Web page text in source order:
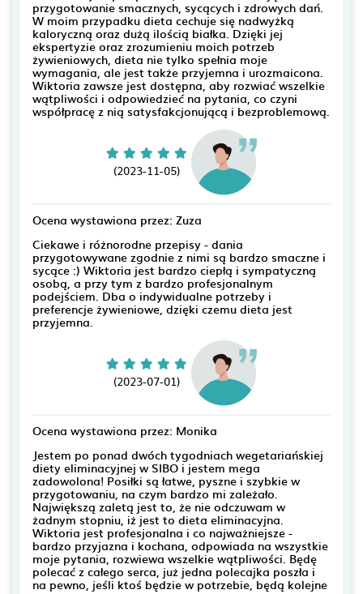
przygotowanie smacznych, sycących i zdrowych dań.
W moim przypadku dieta cechuje się nadwyżką
kaloryczną oraz dużą ilością białka. Dzięki jej
ekspertyzie oraz zrozumieniu moich potrzeb
żywieniowych, dieta nie tylko spełnia moje
wymagania, ale jest także przyjemna i urozmaicona.
Wiktoria zawsze jest dostępna, aby rozwiać wszelkie
wątpliwości i odpowiedzieć na pytania, co czyni
współpracę z nią satysfakcjonującą i bezproblemową.
(2023-11-05)
Ocena wystawiona przez: Zuza
Ciekawe i różnorodne przepisy - dania
przygotowywane zgodnie z nimi są bardzo smaczne i
sycące :) Wiktoria jest bardzo ciepłą i sympatyczną
osobą, a przy tym z bardzo profesjonalnym
podejściem. Dba o indywidualne potrzeby i
preferencje żywieniowe, dzięki czemu dieta jest
przyjemna.
(2023-07-01)
Ocena wystawiona przez: Monika
Jestem po ponad dwóch tygodniach wegetariańskiej
diety eliminacyjnej w SIBO i jestem mega
zadowolona! Posiłki są łatwe, pyszne i szybkie w
przygotowaniu, na czym bardzo mi zależało.
Największą zaletą jest to, że nie odczuwam w
żadnym stopniu, iż jest to dieta eliminacyjna.
Wiktoria jest profesjonalna i co najważniejsze -
bardzo przyjazna i kochana, odpowiada na wszystkie
moje pytania, rozwiewa wszelkie wątpliwości. Będę
polecać z całego serca, już jedna polecajka poszła i
na pewno, jeśli ktoś będzie w potrzebie, będą kolejne